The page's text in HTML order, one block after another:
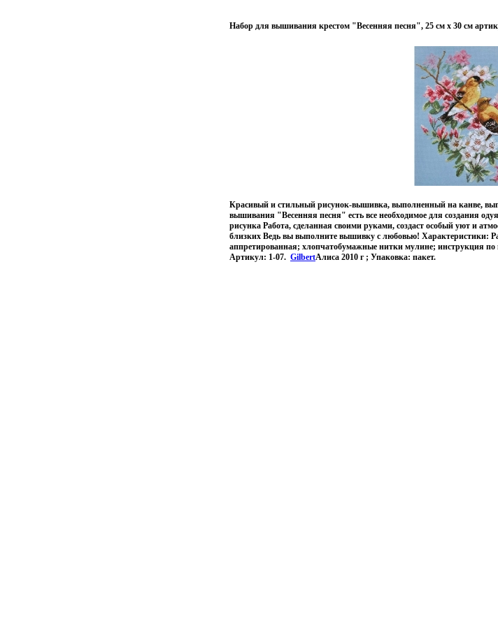
Набор для вышивания крестом "Весенняя песня", 25 см х 30 см
Красивый и стильный рисунок-вышивка, выполненный на канве,
вышивания "Весенняя песня" есть все необходимое для создания
рисунка Работа, сделанная своими руками, создаст особый уют и
близких Ведь вы выполните вышивку с любовью! Характеристики:
аппретированная; хлопчатобумажные нитки мулине; инструкция
Артикул: 1-07. GilbertАлиса 2010 г ; Упаковка: пакет.